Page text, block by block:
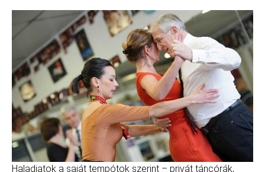
Haladjatok a saját tempótok szerint – privát táncórák,